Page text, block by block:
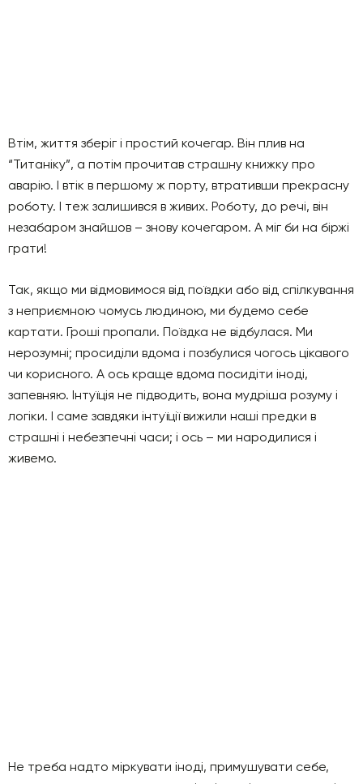
Втім, життя зберіг і простий кочегар. Він плив на
“Титаніку”, а потім прочитав страшну книжку про
аварію. І втік в першому ж порту, втративши прекрасну
роботу. І теж залишився в живих. Роботу, до речі, він
незабаром знайшов – знову кочегаром. А міг би на біржі
грати!
Так, якщо ми відмовимося від поїздки або від спілкування
з неприємною чомусь людиною, ми будемо себе
картати. Гроші пропали. Поїздка не відбулася. Ми
нерозумні; просиділи вдома і позбулися чогось цікавого
чи корисного. А ось краще вдома посидіти іноді,
запевняю. Інтуїція не підводить, вона мудріша розуму і
логіки. І саме завдяки інтуїції вижили наші предки в
страшні і небезпечні часи; і ось – ми народилися і
живемо.
Не треба надто міркувати іноді, примушувати себе,